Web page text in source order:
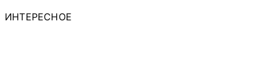
ИНТЕРЕСНОЕ